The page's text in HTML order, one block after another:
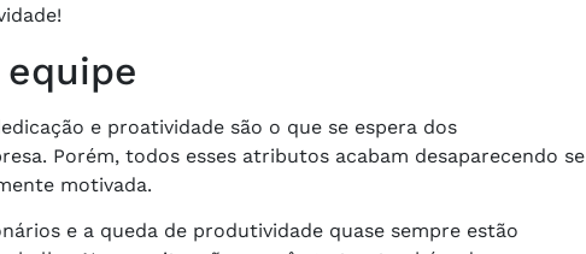
e proatividade são o que se espera dos
Porém, todos esses atributos acabam desaparecendo se
motivada.
e a queda de produtividade quase sempre estão